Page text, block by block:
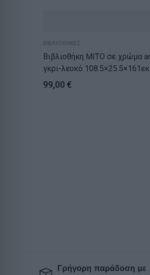
ΒΙΒΛΙΟΘΗΚΕΣ
Βιβλιοθήκη MITO σε χρώμα antique
γκρι-λευκό 108.5×25.5×161εκ
99,00 €
Γρήγορη παράδοση με